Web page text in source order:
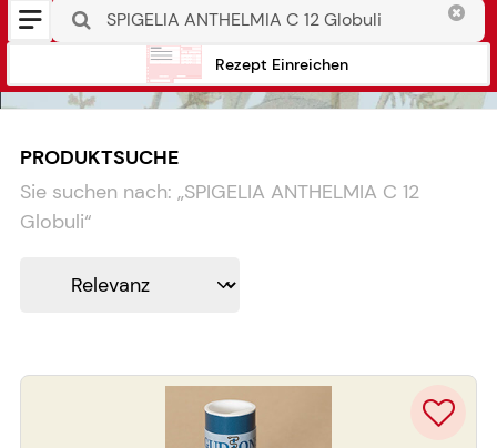
Rezept Einreichen
PRODUKTSUCHE
Sie suchen nach: „SPIGELIA ANTHELMIA C 12
Globuli“